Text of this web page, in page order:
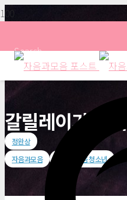
Search
갈릴레이가 들
정완상
자음과모음
자음과모음 청소년